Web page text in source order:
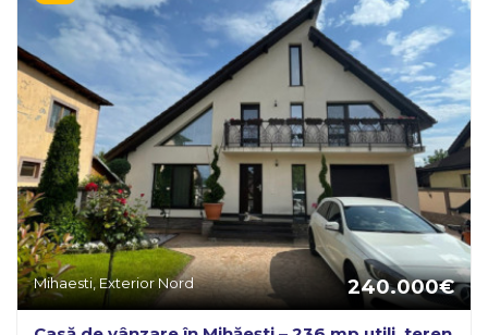
Mihaesti, Exterior Nord 240.000€